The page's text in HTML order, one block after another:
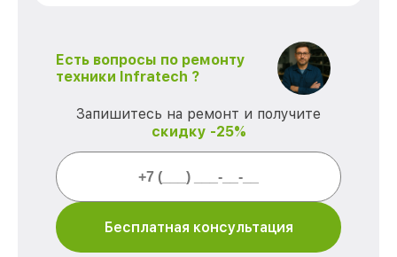
Есть вопросы по ремонту
техники Infratech ?
Запишитесь на ремонт и получите
скидку -25%
Бесплатная консультация